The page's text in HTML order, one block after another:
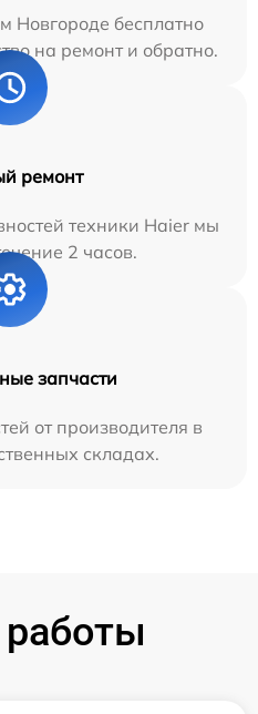
бесплатно
на ремонт и обратно.
ремонт
техники Haier мы
2 часов.
запчасти
от производителя в
складах.